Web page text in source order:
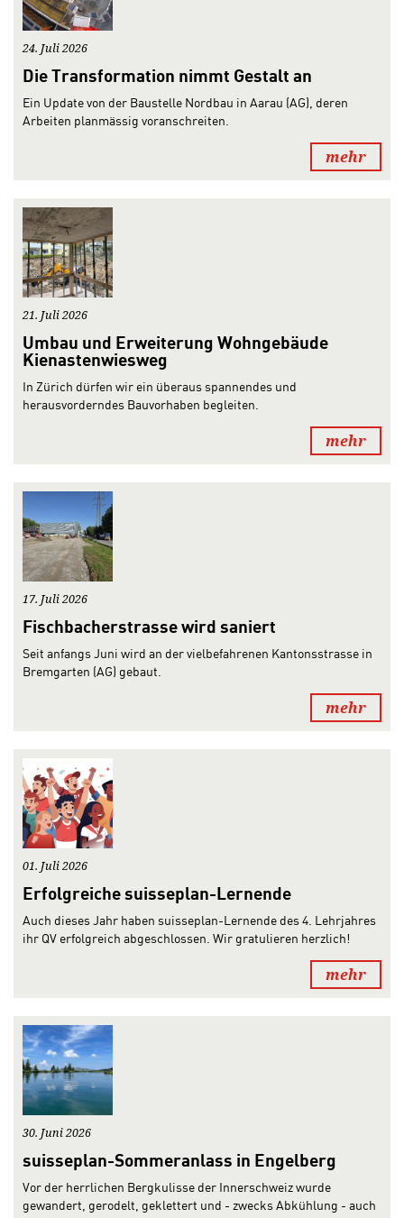
24. Juli 2026
Die Transformation nimmt Gestalt an
Ein Update von der Baustelle Nordbau in Aarau (AG), deren
Arbeiten planmässig voranschreiten.
mehr
21. Juli 2026
Umbau und Erweiterung Wohngebäude
Kienastenwiesweg
In Zürich dürfen wir ein überaus spannendes und
herausvorderndes Bauvorhaben begleiten.
mehr
17. Juli 2026
Fischbacherstrasse wird saniert
Seit anfangs Juni wird an der vielbefahrenen Kantonsstrasse in
Bremgarten (AG) gebaut.
mehr
01. Juli 2026
Erfolgreiche suisseplan-Lernende
Auch dieses Jahr haben suisseplan-Lernende des 4. Lehrjahres
ihr QV erfolgreich abgeschlossen. Wir gratulieren herzlich!
mehr
30. Juni 2026
suisseplan-Sommeranlass in Engelberg
Vor der herrlichen Bergkulisse der Innerschweiz wurde
gewandert, gerodelt, geklettert und - zwecks Abkühlung - auch